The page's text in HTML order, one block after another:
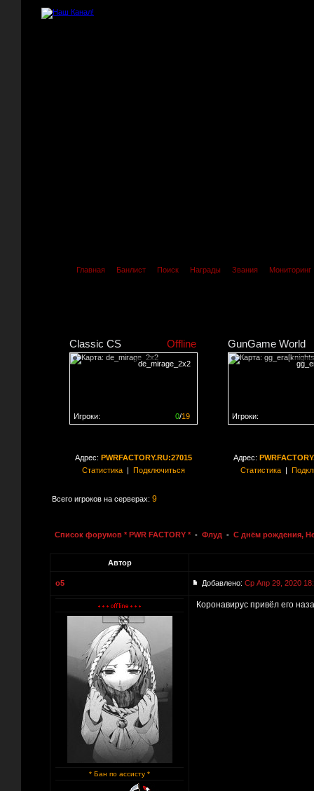
Главная Банлист Поиск Награды Звания Мониторинг
Classic CS Offline
de_mirage_2x2
0/19
Игроки:
GunGame World
Игроки:
Адрес: PWRFACTORY.RU:27015
Статистика| Подключиться
Адрес:
Статистика|
Всего игроков на серверах: 9
Список форумов * PWR FACTORY * - Флуд - C днём рождения,
Автор
o5 Добавлено: Ср Апр 29, 2020
* Бан по ассисту *
Коронавирус привёл его